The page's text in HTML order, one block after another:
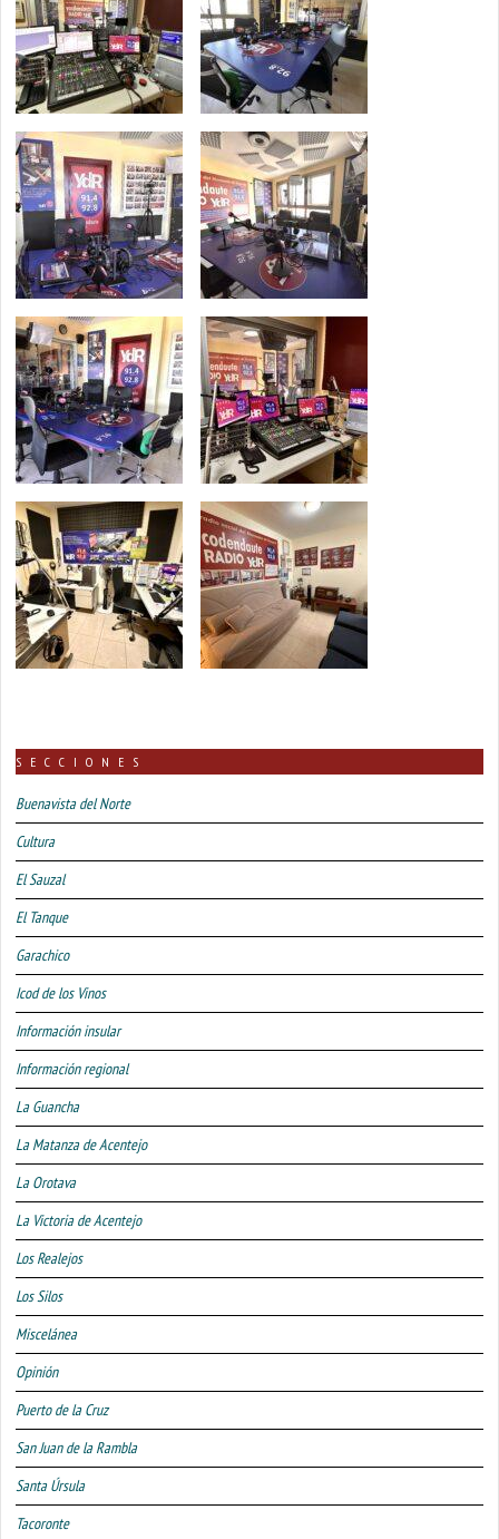
SECCIONES
Buenavista del Norte
Cultura
El Sauzal
El Tanque
Garachico
Icod de los Vinos
Información insular
Información regional
La Guancha
La Matanza de Acentejo
La Orotava
La Victoria de Acentejo
Los Realejos
Los Silos
Miscelánea
Opinión
Puerto de la Cruz
San Juan de la Rambla
Santa Úrsula
Tacoronte